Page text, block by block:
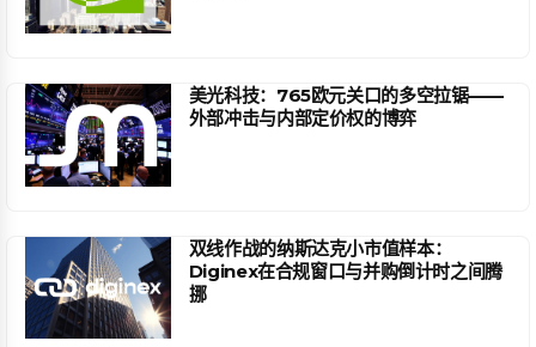
美光科技：765欧元关口的多空拉锯——
外部冲击与内部定价权的博弈
双线作战的纳斯达克小市值样本：
Diginex在合规窗口与并购倒计时之间腾
挪